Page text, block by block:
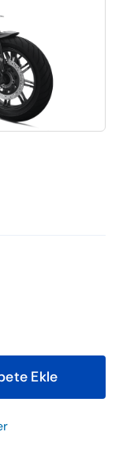
Ekle